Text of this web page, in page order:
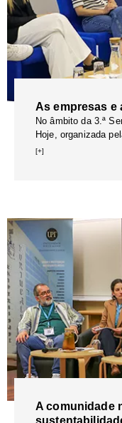
As empresas e
No âmbito da 3.ª
Hoje, organizada
[+]
A comunidade